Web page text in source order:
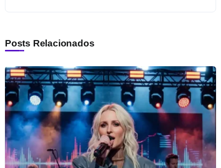
Posts Relacionados